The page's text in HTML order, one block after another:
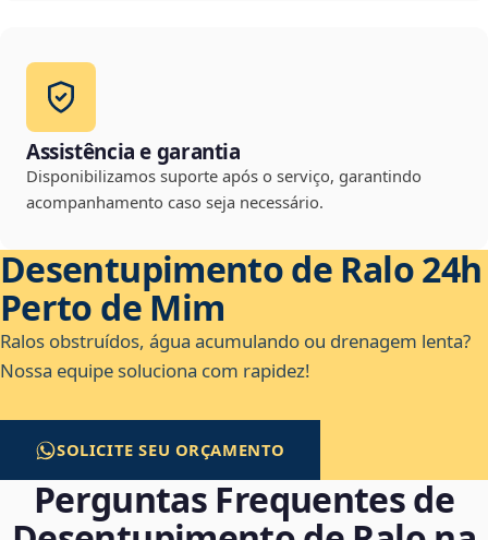
Assistência e garantia
Disponibilizamos suporte após o serviço, garantindo
acompanhamento caso seja necessário.
Desentupimento de Ralo 24h
Perto de Mim
Ralos obstruídos, água acumulando ou drenagem lenta?
Nossa equipe soluciona com rapidez!
SOLICITE SEU ORÇAMENTO
Perguntas Frequentes de